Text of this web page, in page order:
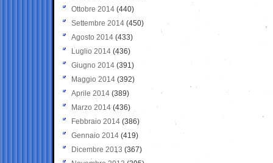
Ottobre 2014 (440)
Settembre 2014 (450)
Agosto 2014 (433)
Luglio 2014 (436)
Giugno 2014 (391)
Maggio 2014 (392)
Aprile 2014 (389)
Marzo 2014 (436)
Febbraio 2014 (386)
Gennaio 2014 (419)
Dicembre 2013 (367)